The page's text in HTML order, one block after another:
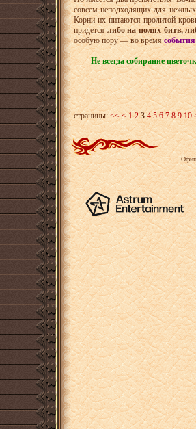
совсем неподходящих для
Корни их питаются пролитой
придетсялибо на полях битв,
особую пору — во время
Не всегда собирание
страницы: << < 1 2 3 4 5 6 7 8 9 10